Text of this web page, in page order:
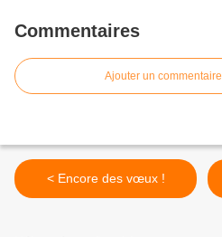
Commentaires
Ajouter un commentaire
< Encore des vœux !